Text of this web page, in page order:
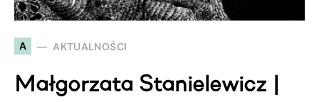
A AKTUALNOŚCI
Małgorzata Stanielewicz |